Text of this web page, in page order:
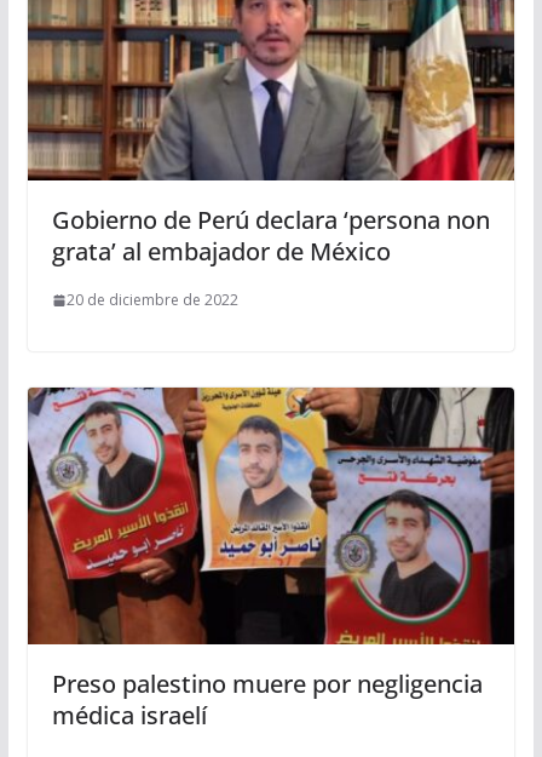
Gobierno de Perú declara ‘persona non
grata’ al embajador de México
20 de diciembre de 2022
Preso palestino muere por negligencia
médica israelí